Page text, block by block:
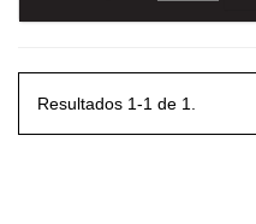
Resultados 1-1 de 1.